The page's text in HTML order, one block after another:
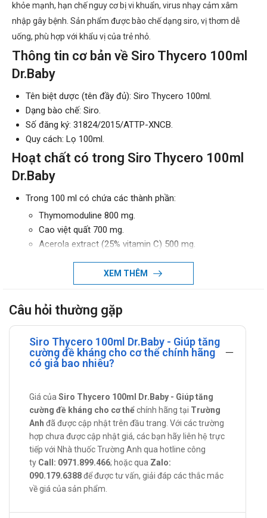
khỏe mạnh, hạn chế nguy cơ bị vi khuẩn, virus nhạy cảm xâm
nhập gây bệnh. Sản phẩm được bào chế dạng siro, vị thơm dễ
uống, phù hợp với khẩu vị của trẻ nhỏ.
Thông tin cơ bản về Siro Thycero 100ml
Dr.Baby
Tên biệt dược (tên đầy đủ): Siro Thycero 100ml.
Dạng bào chế: Siro.
Số đăng ký: 31824/2015/ATTP-XNCB.
Quy cách: Lọ 100ml.
Hoạt chất có trong Siro Thycero 100ml
Dr.Baby
Trong 100 ml có chứa các thành phần:
Thymomoduline 800 mg.
Cao việt quất 700 mg.
Acerola extract (25% vitamin C) 500 mg.
benzoat, 211), nước tinh khiết vừa đủ 100 ml.
Thycero 100ml Dr.Baby
Thymomoduline: hỗ trợ dự phòng tái phát nhiễm khuẩn hô
hấp.
Cao việt quất: là chất chống oxy hóa mạnh, bảo vệ các tế
Tác dụng - Chỉ định của Siro Thycero
100ml Dr.Baby
Hỗ trợ tăng cường kháng thể tự nhiên trong cơ thể, tăng
cường miễn dịch và sức đề kháng cho cơ thể.
Cách dùng - liều dùng của Siro Thycero
XEM THÊM
Câu hỏi thường gặp
Siro Thycero 100ml Dr.Baby - Giúp tăng
cường đề kháng cho cơ thể chính hãng
có giá bao nhiêu?
Giá của Siro Thycero 100ml Dr.Baby - Giúp tăng
cường đề kháng cho cơ thểchính hãng tại Trường
Anh đã được cập nhật trên đầu trang. Với các trường
hợp chưa được cập nhật giá, các bạn hãy liên hệ trực
tiếp với Nhà thuốc Trường Anh qua hotline công
ty Call: 0971.899.466; hoặc qua Zalo:
090.179.6388để được tư vấn, giải đáp các thắc mắc
về giá của sản phẩm.